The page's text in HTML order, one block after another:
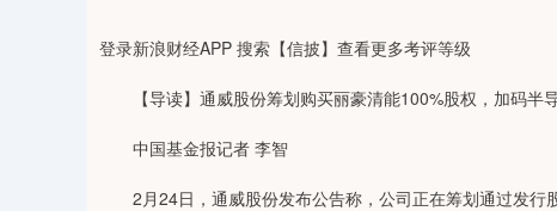
登录新浪财经APP 搜索【信披】查看更多考评等级
【导读】通威股份筹划购买丽豪清能100%股权，加码半
中国基金报记者 李智
2月24日，通威股份发布公告称，公司正在筹划通过发行